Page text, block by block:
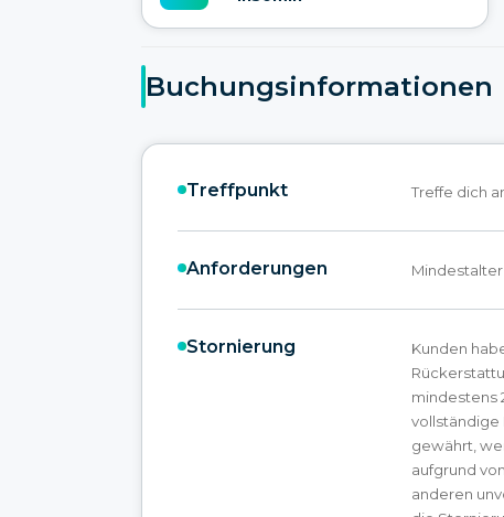
Buchungsinformationen
Treffpunkt Treffe dich
Anforderungen Mindestalter
Stornierung
Kunden
mindestens
vollständige
gewährt,
aufgrund
anderen